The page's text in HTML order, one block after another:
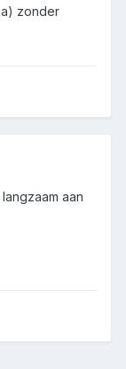
zonder
aan